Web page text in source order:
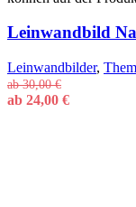
Leinwandbild
Leinwandbilder,
ab30,00€
ab 24,00 €